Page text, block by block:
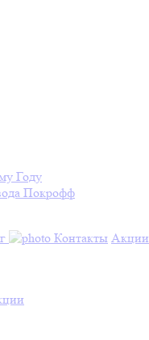
Году
Покрофф
Контакты Акции